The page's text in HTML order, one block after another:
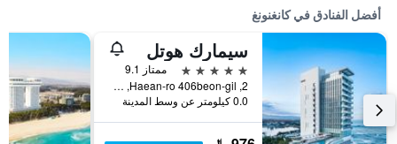
أفضل الفنادق في كانغنونغ
سيمارك هوتل
5 نجوم
ممتاز 9.1
2, Haean-ro 406beon-gil, كانغنونغ, كوريا الجنوبية
0.0 كيلومتر عن وسط المدينة